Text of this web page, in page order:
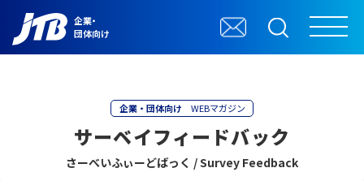
企業・
団体向け
企業・団体向け WEBマガジン
サーベイフィードバック
さーべいふぃーどばっく / Survey Feedback